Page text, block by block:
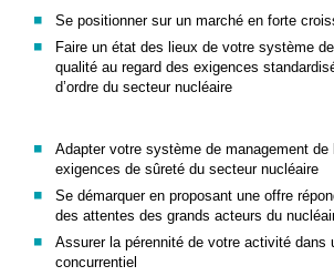
Se positionner sur un marché en forte
Faire un état des lieux de votre système
qualité au regard des exigences
d’ordre du secteur nucléaire
Adapter votre système de management de
exigences de sûreté du secteur nucléaire
Se démarquer en proposant une offre
des attentes des grands acteurs du
Assurer la pérennité de votre activité dans
concurrentiel